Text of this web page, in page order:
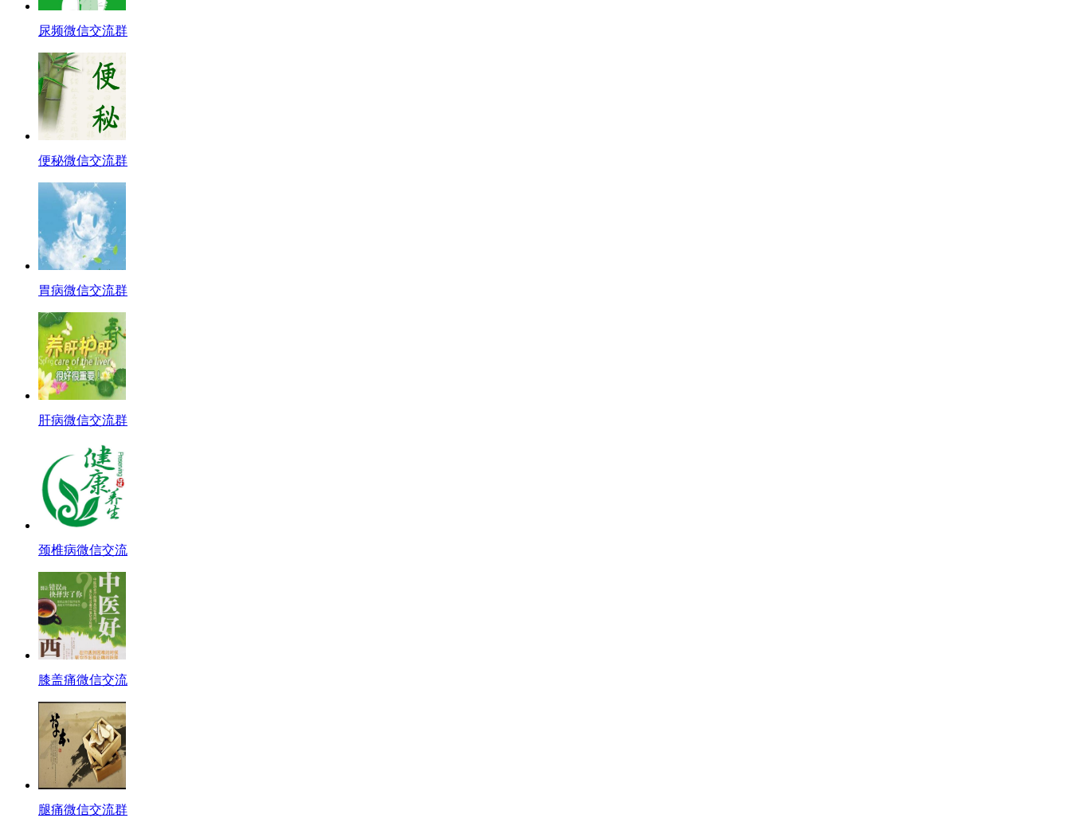
尿频微信交流群
便秘微信交流群
胃病微信交流群
肝病微信交流群
颈椎病微信交流
膝盖痛微信交流
腿痛微信交流群